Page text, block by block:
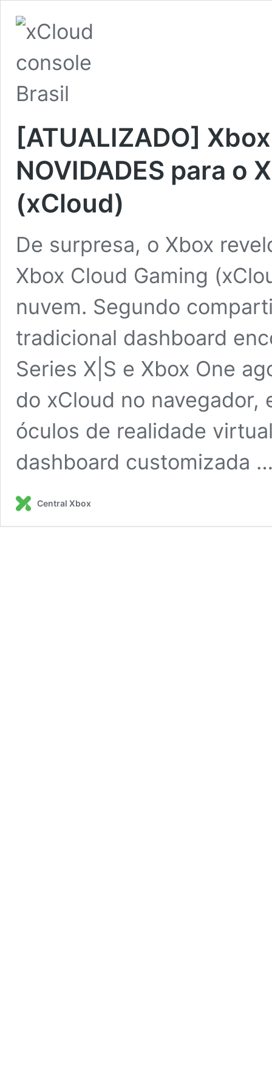
[ATUALIZADO]
NOVIDADES para o
(xCloud)
De surpresa, o Xbox
Xbox Cloud Gaming
nuvem. Segundo
tradicional dashboard
Series X|S e Xbox One
do xCloud no navegador,
óculos de realidade
dashboard customizada
Central Xbox